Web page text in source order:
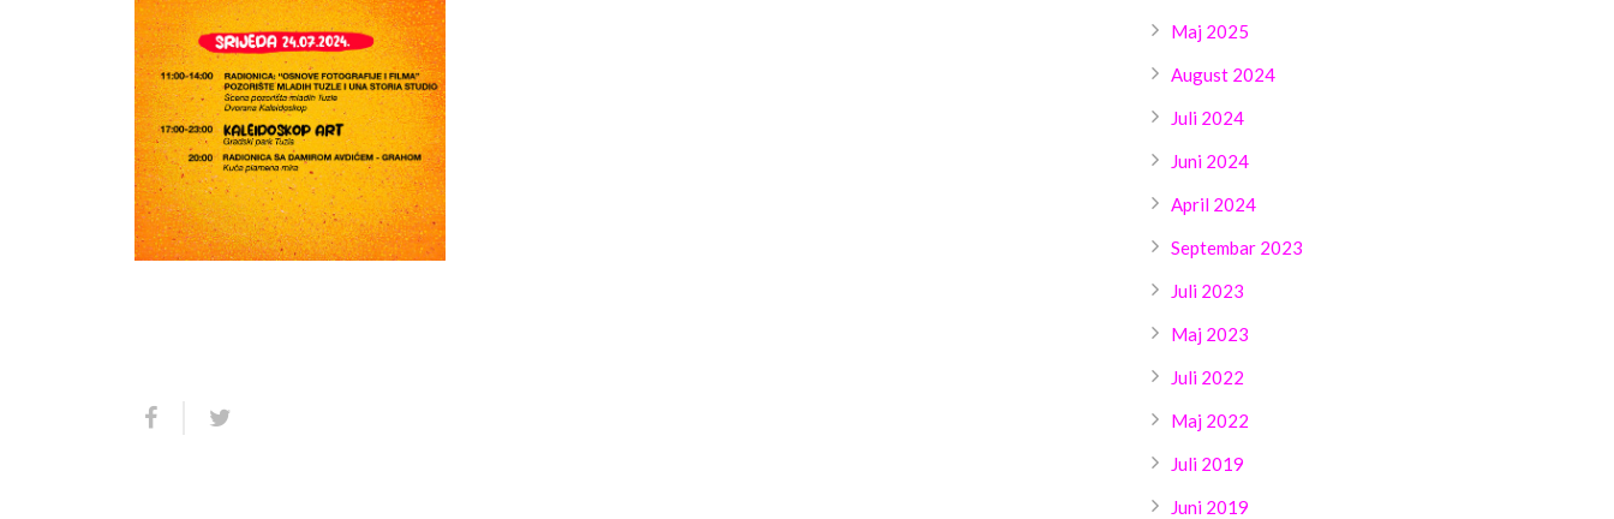
Maj 2025
August 2024
Juli 2024
Juni 2024
April 2024
Septembar 2023
Juli 2023
Maj 2023
Juli 2022
Maj 2022
Juli 2019
Juni 2019